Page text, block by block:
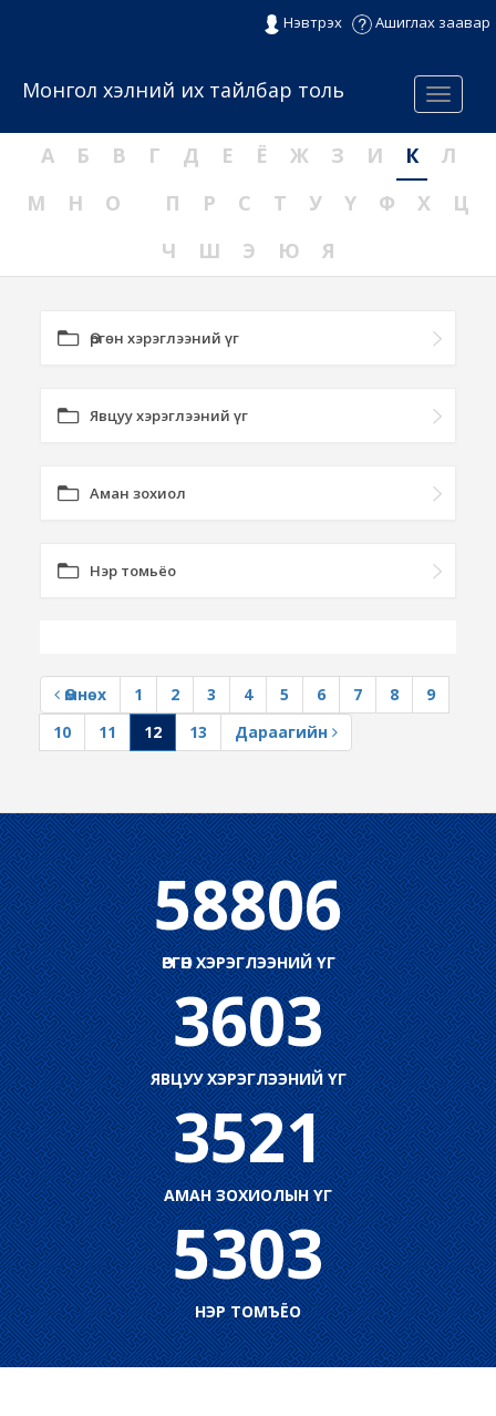
Нэвтрэх Ашиглах заавар
Menu
Монгол хэлний их тайлбар толь
А Б В Г Д Е Ё Ж З И К
Л
М
Н О П Р С Т У Ү Ф Х
Ц
Ч
Ш Э Ю Я
Өргөн хэрэглээний үг
Явцуу хэрэглээний үг
Аман зохиол
Нэр томьёо
Өмнөх 1 2 3 4 5 6 7 8
9
10
11 12 13 Дараагийн
58806
ӨРГӨН ХЭРЭГЛЭЭНИЙ ҮГ
3603
ЯВЦУУ ХЭРЭГЛЭЭНИЙ ҮГ
3521
АМАН ЗОХИОЛЫН ҮГ
5303
НЭР ТОМЪЁО